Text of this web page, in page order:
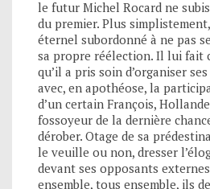
le futur Michel Rocard ne
du premier. Plus
éternel subordonné à ne pas
sa propre réélection. Il lui fait
qu’il a pris soin d’organiser
avec, en apothéose, la
d’un certain François,
fossoyeur de la dernière
dérober. Otage de sa
le veuille ou non, dresser
devant ses opposants
ensemble, tous ensemble, ils